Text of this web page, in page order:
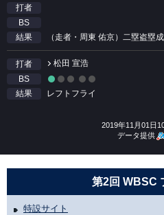
打者
BS
結果
（走者・周東 佑京）二塁盗塁
打者
松田 宣浩
BS
結果
レフトフライ
2019年11月01日
データ提供
第2回 WBSC
特設サイト